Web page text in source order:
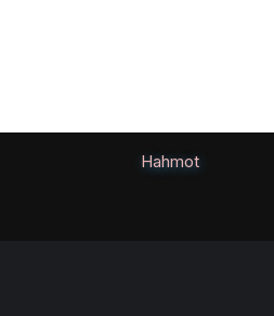
Hahmot